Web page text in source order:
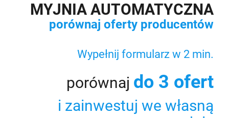
MYJNIA AUTOMATYCZNA
porównaj oferty producentów
Wypełnij formularz w 2 min.
porównaj do 3 ofert
i zainwestuj we własną